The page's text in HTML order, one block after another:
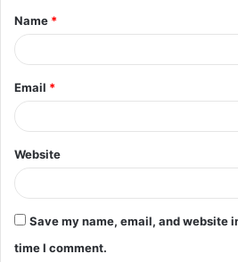
Name *
Email *
Website
Save my name, email, and website
time I comment.